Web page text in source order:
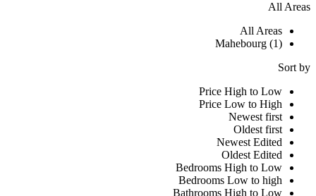
All Areas
All Areas
Mahebourg (1)
Sort by
Price High to Low
Price Low to High
Newest first
Oldest first
Newest Edited
Oldest Edited
Bedrooms High to Low
Bedrooms Low to high
Bathrooms High to Low